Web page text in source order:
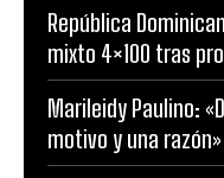
República
mixto 4×100 tras
Marileidy Paulino:
motivo y una razón»